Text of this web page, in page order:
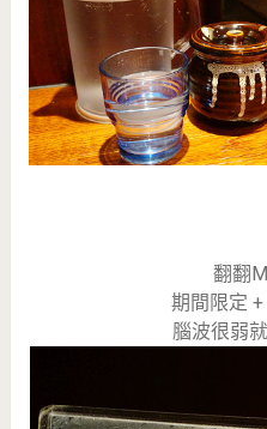
翻翻
期間限定 +
腦波很弱